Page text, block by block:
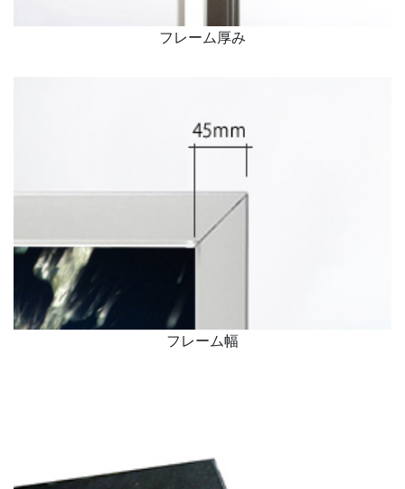
フレーム厚み
フレーム幅